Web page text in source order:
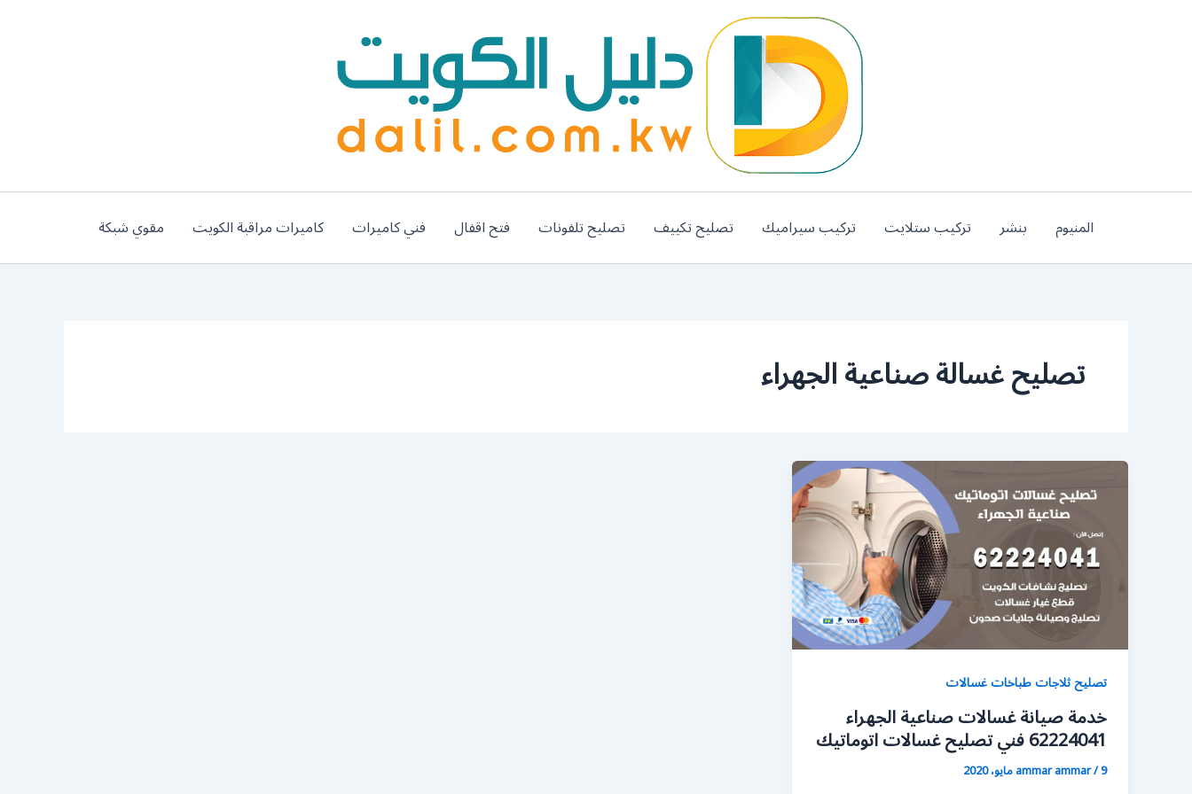
المنيوم بنشر تركيب ستلايت تركيب سيراميك تصليح تكييف تصليح تلفونات فتح اقفال فني كاميرات كاميرات مراقبة الكويت مقوي شبكة
تصليح غسالة صناعية الجهراء
تصليح ثلاجات طباخات غسالات
خدمة صيانة غسالات صناعية الجهراء
62224041 فني تصليح غسالات اتوماتيك
ammar ammar/9 مايو، 2020